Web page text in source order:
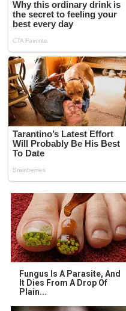
Fungus Is A Parasite, And
It Dies From A Drop Of
Plain...